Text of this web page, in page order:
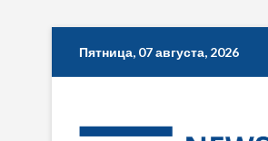
Пятница, 07 августа, 2026